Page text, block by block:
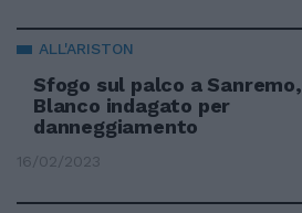
ALL'ARISTON
Sfogo sul palco a Sanremo,
Blanco indagato per
danneggiamento
16/02/2023